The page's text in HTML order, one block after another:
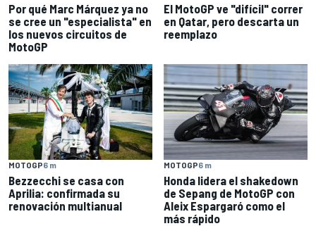
Por qué Marc Márquez ya no
se cree un "especialista" en
los nuevos circuitos de
MotoGP
El MotoGP ve "difícil" correr
en Qatar, pero descarta un
reemplazo
MOTOGP6 m
Bezzecchi se casa con
Aprilia: confirmada su
renovación multianual
MOTOGP6 m
Honda lidera el shakedown
de Sepang de MotoGP con
Aleix Espargaró como el
más rápido